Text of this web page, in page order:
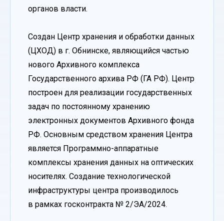
органов власти.
Создан Центр хранения и обработки данных
(ЦХОД) в г. Обнинске, являющийся частью
нового Архивного комплекса
Государственного архива РФ (ГА РФ). Центр
построен для реализации государственных
задач по постоянному хранению
электронных документов Архивного фонда
РФ. Основным средством хранения Центра
является Программно-аппаратные
комплексы хранения данных на оптических
носителях. Создание технологической
инфраструктуры центра производилось
в рамках госконтракта № 2/ЭА/2024.